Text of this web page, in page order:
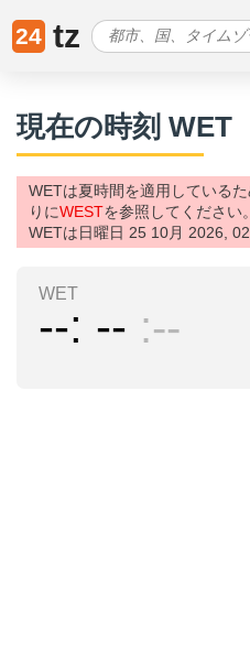
24 tz
現在の時刻 WET
WETは夏時間を適用している
りにWESTを参照してください。
WETは日曜日 25 10月 2026,
WET
-- -- --